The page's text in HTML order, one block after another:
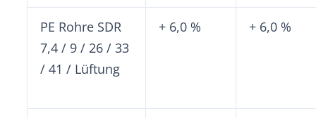
PE Rohre SDR
7,4 / 9 / 26 / 33
/ 41 / Lüftung
+ 6,0 % + 6,0 %